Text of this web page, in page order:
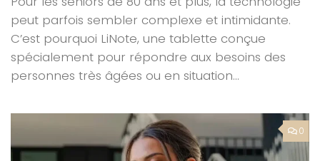
peut parfois sembler complexe et intimidante.
C’est pourquoi LiNote, une tablette conçue
spécialement pour répondre aux besoins des
personnes très âgées ou en situation...
0